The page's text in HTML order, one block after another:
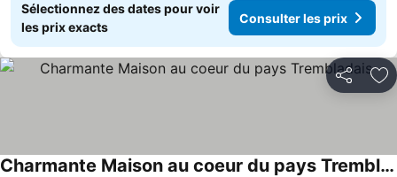
Sélectionnez des dates pour voir
les prix exacts
Consulter les prix
Partager
Charmante Maison au coeur du pays Trembladais